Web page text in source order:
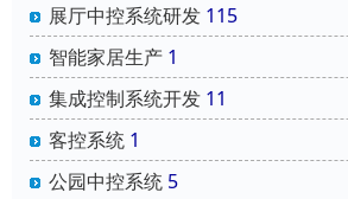
展厅中控系统研发 115
智能家居生产 1
集成控制系统开发 11
客控系统 1
公园中控系统 5